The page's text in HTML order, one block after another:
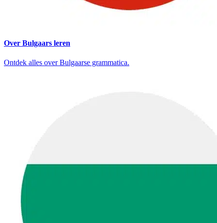
Over Bulgaars leren
Ontdek alles over Bulgaarse grammatica.